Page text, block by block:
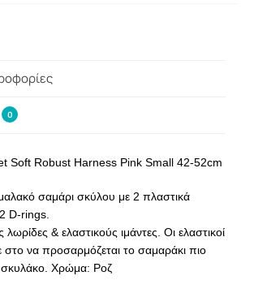
0
Soft Robust Harness Pink Small 42-52cm
σαμάρι σκύλου με 2 πλαστικά
D-rings.
λωρίδες & ελαστικούς ιμάντες. Οι ελαστικοί
στο να προσαρμόζεται το σαμαράκι πιο
Χρώμα: Ροζ